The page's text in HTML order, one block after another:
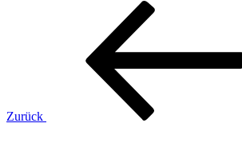
Beitragsnavigation
Zurück